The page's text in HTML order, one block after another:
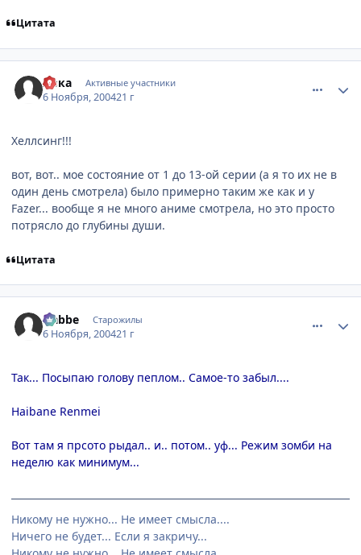
Цитата
Авка Активные участники
6 Ноября, 200421 г
Хеллсинг!!!
вот, вот.. мое состояние от 1 до 13-ой серии (а я то их не в
один день смотрела) было примерно таким же как и у
Fazer... вообще я не много аниме смотрела, но это просто
потрясло до глубины души.
Цитата
Nabbe Старожилы
6 Ноября, 200421 г
Так... Посыпаю голову пеплом.. Самое-то забыл....
Haibane Renmei
Вот там я прсото рыдал.. и.. потом.. уф... Режим зомби на
неделю как минимум...
Никому не нужно... Не имеет смысла....
Ничего не будет... Если я закричу...